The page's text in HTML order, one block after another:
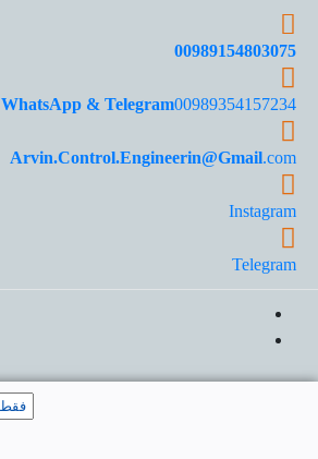
00989154803075
WhatsApp & Telegram00989354157234
Arvin.Control.Engineerin@Gmail.com
Instagram
Telegram